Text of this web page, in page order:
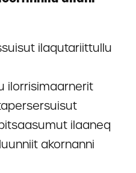
ilaqutariittullu
ilorrisimaarnerit
ilaaneq
akornanni